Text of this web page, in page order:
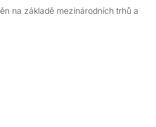
na základě mezinárodních trhů a